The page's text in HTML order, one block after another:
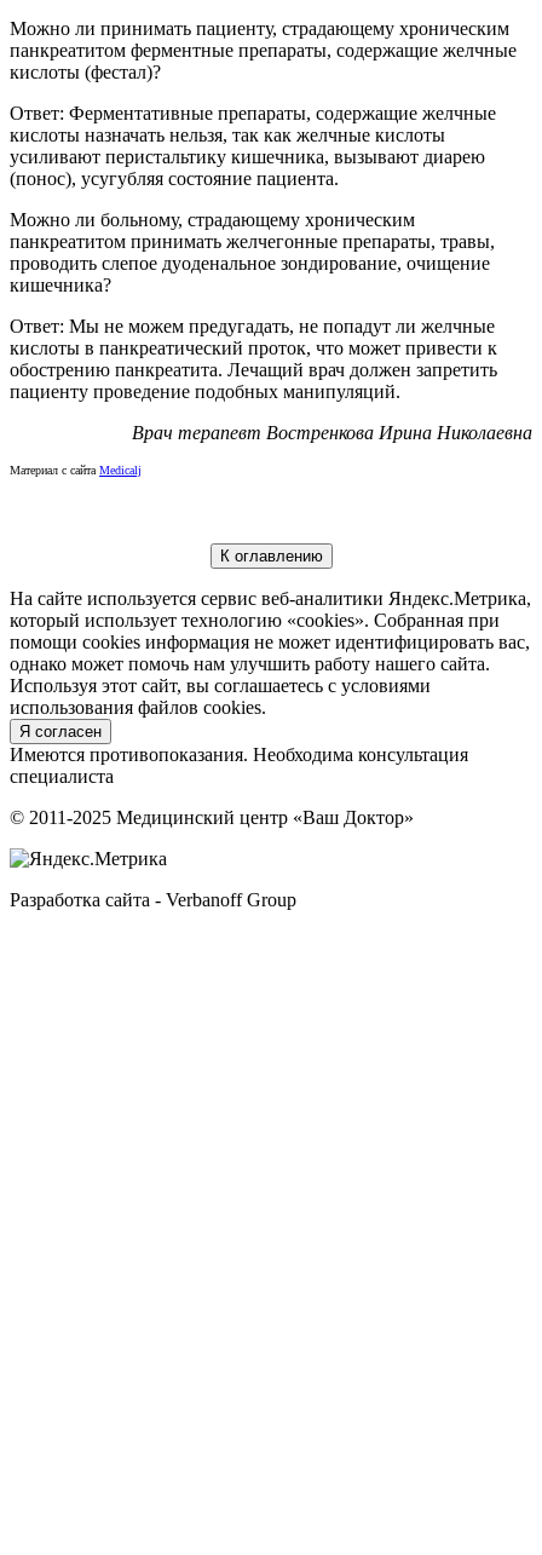
Можно ли принимать пациенту, страдающему хроническим
панкреатитом ферментные препараты, содержащие желчные
кислоты (фестал)?
Ответ: Ферментативные препараты, содержащие желчные
кислоты назначать нельзя, так как желчные кислоты
усиливают перистальтику кишечника, вызывают диарею
(понос), усугубляя состояние пациента.
Можно ли больному, страдающему хроническим
панкреатитом принимать желчегонные препараты, травы,
проводить слепое дуоденальное зондирование, очищение
кишечника?
Ответ: Мы не можем предугадать, не попадут ли желчные
кислоты в панкреатический проток, что может привести к
обострению панкреатита. Лечащий врач должен запретить
пациенту проведение подобных манипуляций.
Врач терапевт Востренкова Ирина Николаевна
Материал с сайтаMedicalj
К оглавлению
На сайте используется сервис веб-аналитики Яндекс.Метрика,
который использует технологию «cookies». Собранная при
помощи cookies информация не может идентифицировать вас,
однако может помочь нам улучшить работу нашего сайта.
Используя этот сайт, вы соглашаетесь с условиями
использования файлов cookies.
Я согласен
Имеются противопоказания. Необходима консультация
специалиста
© 2011-2025 Медицинский центр «Ваш Доктор»
Разработка сайта - Verbanoff Group